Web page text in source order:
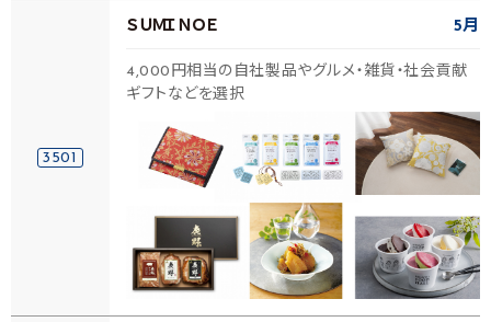
3501
ＳＵＭＩＮＯＥ 5月
4,000円相当の自社製品やグルメ・雑貨・社会貢献
ギフトなどを選択